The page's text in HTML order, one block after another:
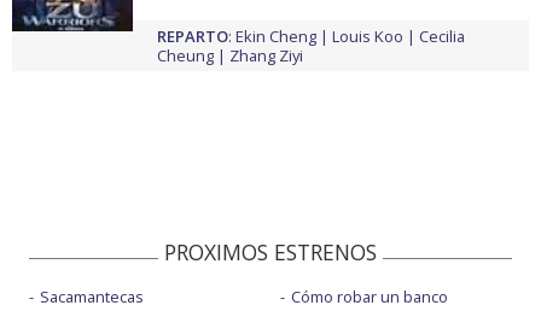
REPARTO: Ekin Cheng Louis Koo
Cecilia
Cheung
Zhang Ziyi
PROXIMOS ESTRENOS
Sacamantecas
Cómo robar un banco